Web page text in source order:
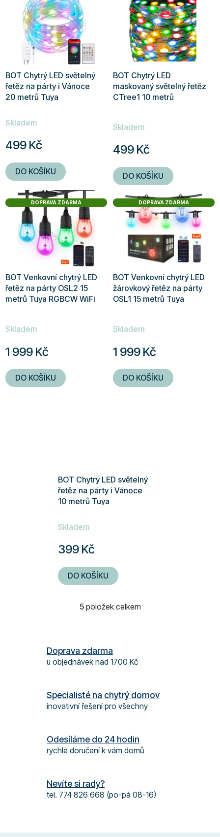
r
o
d
k
ů
BOT Chytrý LED světelný
řetěz na párty i Vánoce
20 metrů Tuya
hodnocení
je
5,0
z
hvězdiček.
Skladem
499 Kč
DO KOŠÍKU
BOT Chytrý LED
maskovaný světelný řetěz
CTree1 10 metrů
Skladem
499 Kč
DO KOŠÍKU
DOPRAVA ZDARMA
BOT Venkovní chytrý LED
řetěz na párty OSL2 15
metrů Tuya RGBCW WiFi
Skladem
1 999 Kč
DO KOŠÍKU
DOPRAVA ZDARMA
BOT Venkovní chytrý LED
žárovkový řetěz na párty
OSL1 15 metrů Tuya
Skladem
1 999 Kč
DO KOŠÍKU
BOT Chytrý LED světelný
řetěz na párty i Vánoce
10 metrů Tuya
hodnocení
je
5,0
z
hvězdiček.
Skladem
399 Kč
DO KOŠÍKU
O
d
a
p
r
y
v
s
5položek celkem
Doprava zdarma
u objednávek nad 1700 Kč
Specialisté na chytrý domov
inovativní řešení pro všechny
Odesíláme do 24 hodin
rychlé doručení k vám domů
Nevíte si rady?
tel. 774 826 668 (po-pá 08-16)